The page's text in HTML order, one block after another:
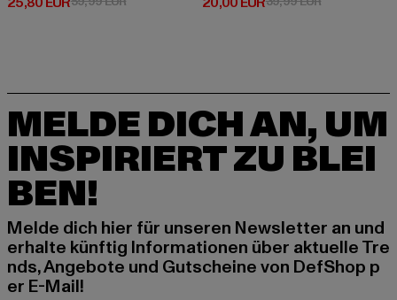
MELDE DICH AN, UM
INSPIRIERT ZU BLEI
BEN!
Melde dich hier für unseren Newsletter an und
erhalte künftig Informationen über aktuelle Tre
nds, Angebote und Gutscheine von DefShop p
er E-Mail!